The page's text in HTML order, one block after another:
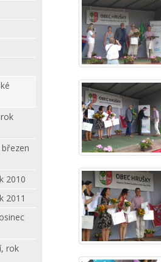
2010
2011
rok